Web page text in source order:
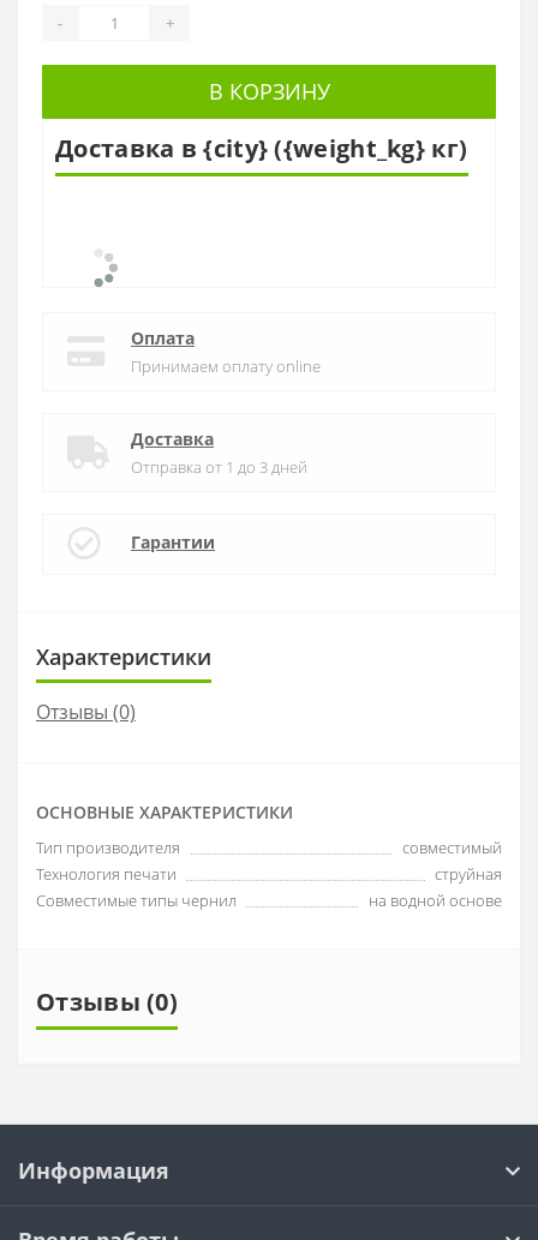
- +
В КОРЗИНУ
Доставка в {city} ({weight_kg} кг)
Оплата
Принимаем оплату online
Доставка
Отправка от 1 до 3 дней
Гарантии
Характеристики
Отзывы (0)
ОСНОВНЫЕ ХАРАКТЕРИСТИКИ
Тип производителя
совместимый
Технология печати
струйная
Совместимые типы чернил
на водной основе
Отзывы (0)
Информация